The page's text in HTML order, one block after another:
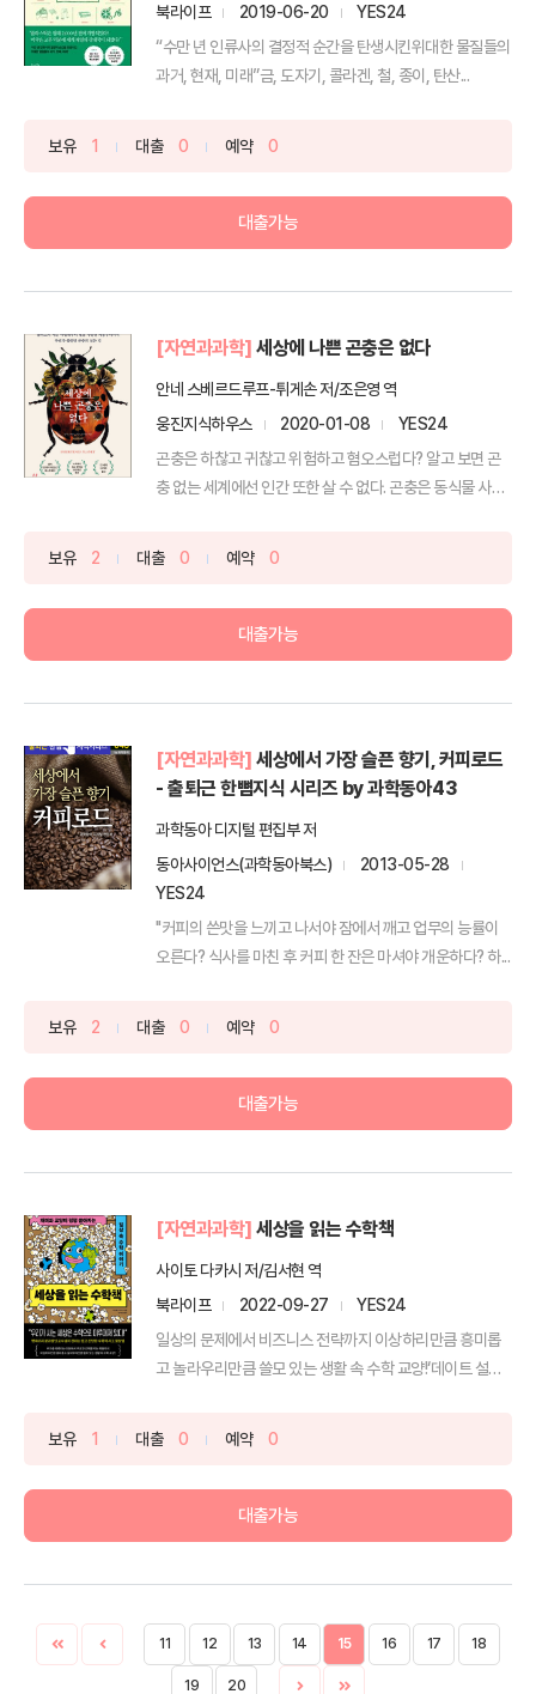
북라이프
2019-06-20
YES24
“수만 년 인류사의 결정적 순간을 탄생시킨위대한 물질들의
과거, 현재, 미래”금, 도자기, 콜라겐, 철, 종이, 탄산...
보유 1 대출 0 예약 0
대출가능
[자연과과학] 세상에 나쁜 곤충은 없다
안네 스베르드루프-튀게손 저/조은영 역
웅진지식하우스
2020-01-08
YES24
곤충은 하찮고 귀찮고 위험하고 혐오스럽다? 알고 보면 곤
충 없는 세계에선 인간 또한 살 수 없다. 곤충은 동식물 사
보유 2 대출 0 예약 0
대출가능
[자연과과학] 세상에서 가장 슬픈 향기, 커피로드
- 출퇴근 한뼘지식 시리즈 by 과학동아43
과학동아 디지털 편집부 저
동아사이언스(과학동아북스)
2013-05-28
YES24
"커피의 쓴맛을 느끼고 나서야 잠에서 깨고 업무의 능률이
오른다? 식사를 마친 후 커피 한 잔은 마셔야 개운하다? 하...
보유 2 대출 0 예약 0
대출가능
[자연과과학] 세상을 읽는 수학책
사이토 다카시 저/김서현 역
북라이프
2022-09-27
YES24
일상의 문제에서 비즈니스 전략까지 이상하리만큼 흥미롭
고 놀라우리만큼 쓸모 있는 생활 속 수학 교양!‘데이트 설렘
보유 1 대출 0 예약 0
대출가능
11 12 13 14 15 16 17 18
19 20